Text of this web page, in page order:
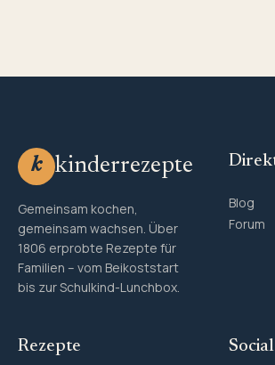
k kinderrezepte
Gemeinsam kochen,
gemeinsam wachsen. Über
1806 erprobte Rezepte für
Familien – vom Beikoststart
bis zur Schulkind-Lunchbox.
Blog
Forum
Rezepte